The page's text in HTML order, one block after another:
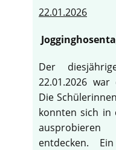
22.01.2026
Der
22.01.2026
Die
konnten sich in
entdecken.